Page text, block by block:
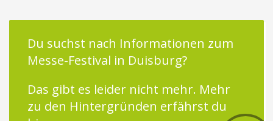
Du suchst nach Informationen zum
Messe-Festival in Duisburg?
Das gibt es leider nicht mehr. Mehr
zu den Hintergründen erfährst du